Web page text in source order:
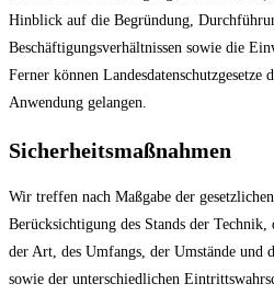
Hinblick auf die Begründung,
Beschäftigungsverhältnissen sowie die
Ferner können Landesdatenschutzgesetze
Anwendung gelangen.
Sicherheitsmaßnahmen
Wir treffen nach Maßgabe der
Berücksichtigung des Stands der
der Art, des Umfangs, der Umstände und
sowie der unterschiedlichen